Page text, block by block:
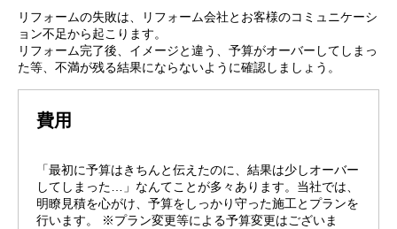
リフォームの失敗は、リフォーム会社とお客様のコミュニケーシ
ョン不足から起こります。
リフォーム完了後、イメージと違う、予算がオーバーしてしまっ
た等、不満が残る結果にならないように確認しましょう。
費用
「最初に予算はきちんと伝えたのに、結果は少しオーバー
してしまった…」なんてことが多々あります。当社では、
明瞭見積を心がけ、予算をしっかり守った施工とプランを
行います。 ※プラン変更等による予算変更はございま